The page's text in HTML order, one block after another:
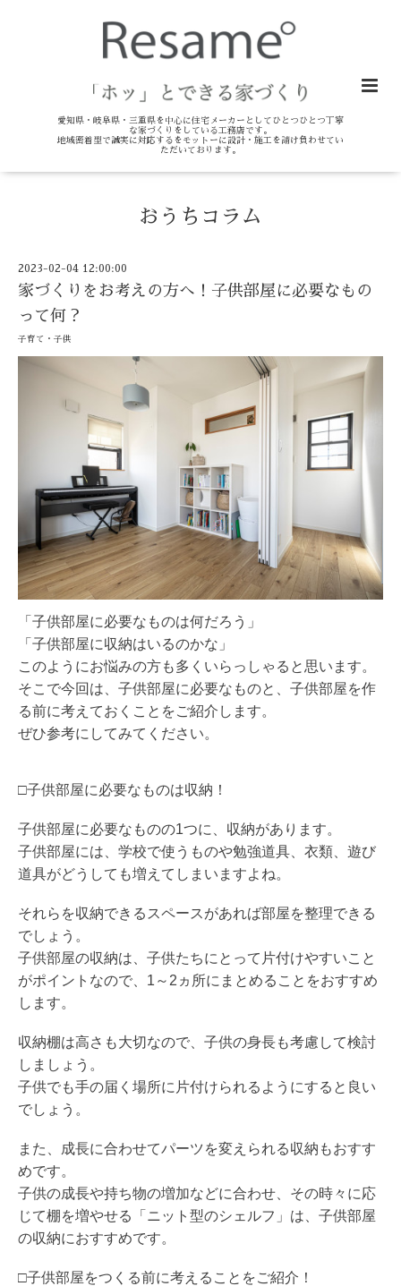
愛知県・岐阜県・三重県を中心に住宅メーカーとしてひとつひとつ丁寧
な家づくりをしている工務店です。
地域密着型で誠実に対応するをモットーに設計・施工を請け負わせてい
ただいております。
おうちコラム
2023-02-04 12:00:00
家づくりをお考えの方へ！子供部屋に必要なもの
って何？
子育て・子供
「子供部屋に必要なものは何だろう」
「子供部屋に収納はいるのかな」
このようにお悩みの方も多くいらっしゃると思います。
そこで今回は、子供部屋に必要なものと、子供部屋を作
る前に考えておくことをご紹介します。
ぜひ参考にしてみてください。
□子供部屋に必要なものは収納！
子供部屋に必要なものの1つに、収納があります。
子供部屋には、学校で使うものや勉強道具、衣類、遊び
道具がどうしても増えてしまいますよね。
それらを収納できるスペースがあれば部屋を整理できる
でしょう。
子供部屋の収納は、子供たちにとって片付けやすいこと
がポイントなので、1～2ヵ所にまとめることをおすすめ
します。
収納棚は高さも大切なので、子供の身長も考慮して検討
しましょう。
子供でも手の届く場所に片付けられるようにすると良い
でしょう。
また、成長に合わせてパーツを変えられる収納もおすす
めです。
子供の成長や持ち物の増加などに合わせ、その時々に応
じて棚を増やせる「ニット型のシェルフ」は、子供部屋
の収納におすすめです。
□子供部屋をつくる前に考えることをご紹介！